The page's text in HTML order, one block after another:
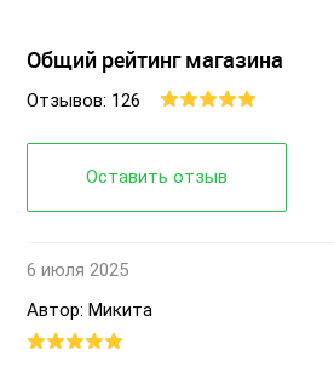
Общий рейтинг магазина
Отзывов: 126
Оставить отзыв
6 июля 2025
Автор: Микита